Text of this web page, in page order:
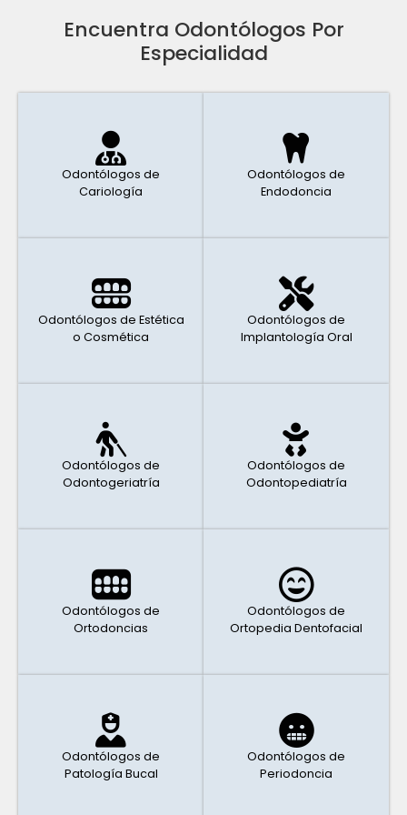
Encuentra Odontólogos Por
Especialidad
Odontólogos de
Cariología
Odontólogos de
Endodoncia
Odontólogos de Estética
o Cosmética
Odontólogos de
Implantología Oral
Odontólogos de
Odontogeriatría
Odontólogos de
Odontopediatría
Odontólogos de
Ortodoncias
Odontólogos de
Ortopedia Dentofacial
Odontólogos de
Patología Bucal
Odontólogos de
Periodoncia